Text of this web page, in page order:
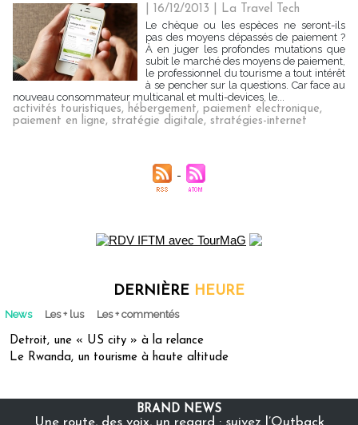
| 16/12/2013
La Travel Tech
Le chèque ou les espèces ne seront-ils
pas des moyens dépassés de paiement ?
À en juger les profondes mutations que
subit le marché des moyens de paiement,
le professionnel du tourisme a tout intérêt
à se pencher sur la questions. Car face au
nouveau consommateur multicanal et multi-devices, le...
activités touristiques, hébergement, paiement electronique,
paiement en ligne, stratégie digitale, stratégies-internet
DERNIÈRE HEURE
News Les + lus Les + commentés
Detroit, une « US city » à la relance
Le Rwanda, un tourisme à haute altitude
BRAND NEWS
Une route, des voix, un regard : suivez l’Outback